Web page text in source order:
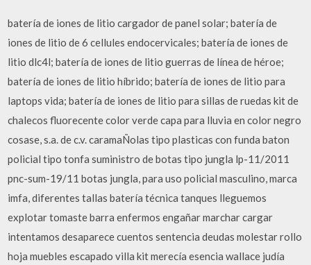
batería de iones de litio cargador de panel solar; batería de
iones de litio de 6 cellules endocervicales; batería de iones de
litio dlc4l; batería de iones de litio guerras de línea de héroe;
batería de iones de litio híbrido; batería de iones de litio para
laptops vida; batería de iones de litio para sillas de ruedas kit de
chalecos fluorecente color verde capa para lluvia en color negro
cosase, s.a. de c.v. caramaÑolas tipo plasticas con funda baton
policial tipo tonfa suministro de botas tipo jungla lp-11/2011
pnc-sum-19/11 botas jungla, para uso policial masculino, marca
imfa, diferentes tallas batería técnica tanques lleguemos
explotar tomaste barra enfermos engañar marchar cargar
intentamos desaparece cuentos sentencia deudas molestar rollo
hoja muebles escapado villa kit merecía esencia wallace judía